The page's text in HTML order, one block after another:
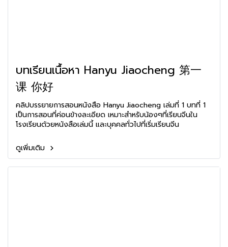
บทเรียนเนื้อหา Hanyu Jiaocheng 第一
课 你好
คลิปบรรยายการสอนหนังสือ Hanyu Jiaocheng เล่มที่ 1 บทที่ 1
เป็นการสอนที่ค่อนข้างละเอียด เหมาะสำหรับน้องๆที่เรียนจีนใน
โรงเรียนด้วยหนังสือเล่มนี้ และบุคคลทั่วไปที่เริ่มเรียนจีน
ดูเพิ่มเติม